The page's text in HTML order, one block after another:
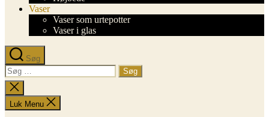
Vaser
Vaser som urtepotter
Vaser i glas
Søg
Søg
efter:
Luk
søgning
Luk Menu